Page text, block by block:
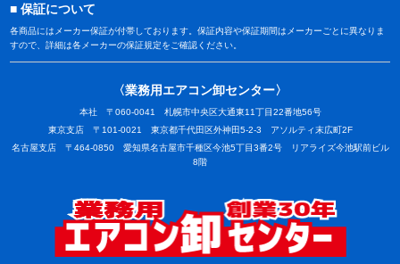
保証について
各商品にはメーカー保証が付帯しております。保証内容や保証期間はメーカーごとに異なりま
すので、詳細は各メーカーの保証規定をご確認ください。
〈業務用エアコン卸センター〉
本社 〒060-0041 札幌市中央区大通東11丁目22番地56号
東京支店 〒101-0021 東京都千代田区外神田5-2-3 アソルティ末広町2F
名古屋支店 〒464-0850 愛知県名古屋市千種区今池5丁目3番2号 リアライズ今池駅前ビル
8階